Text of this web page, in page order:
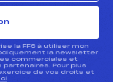
la FFS à utiliser mon
la newsletter
commerciales et
partenaires. Pour plus
de vos droits et
ici